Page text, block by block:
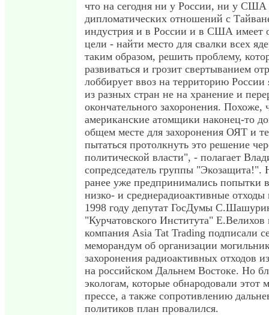
что на сегодня ни у России, ни у США
дипломатических отношений с
индустрия и в России и в США имеет
цели - найти место для свалки всех
таким образом, решить проблему,
развиваться и грозит свертыванием
лоббирует ввоз на территорию России
из разных стран не на хранение и
окончательного захоронения. Похоже,
американские атомщики наконец-то
общем месте для захоронения ОЯТ и
пытаться протолкнуть это решение
политической власти", - полагает
сопредседатель группы
ранее уже предпринимались попытки
низко- и среднерадиоактивные
1998 году депутат ГосДумы
"Курчатовского Института" Е.Велихов
компания Asia Tat Trading подписали
меморандум об организации
захоронения радиоактивных отходов
на российском Дальнем Востоке. Но
экологам, которые обнародовали этот
прессе, а также сопротивлению
политиков план провалился.